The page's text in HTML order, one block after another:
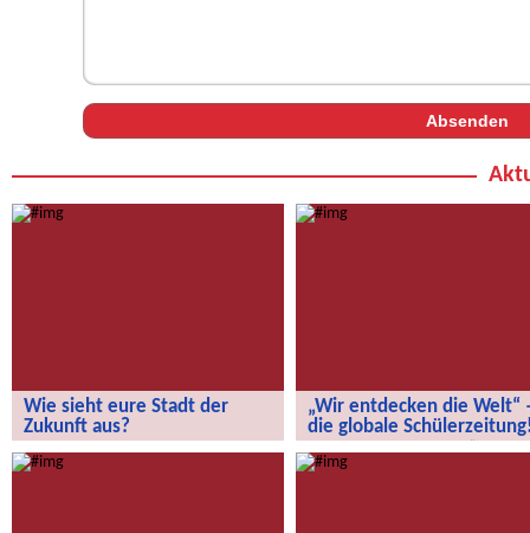
Wie sieht eure Stadt der
Zukunft aus?
Wie sieht eure Stadt der Zukunft aus?
„Wir entdecken die Welt“
die globale
„Wir entdecken die Welt“ – die
globale Schülerzeitung!